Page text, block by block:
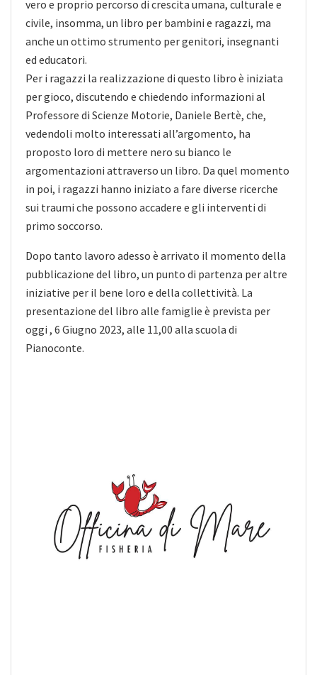
vero e proprio percorso di crescita umana, culturale e
civile, insomma, un libro per bambini e ragazzi, ma
anche un ottimo strumento per genitori, insegnanti
ed educatori.
Per i ragazzi la realizzazione di questo libro è iniziata
per gioco, discutendo e chiedendo informazioni al
Professore di Scienze Motorie, Daniele Bertè, che,
vedendoli molto interessati all’argomento, ha
proposto loro di mettere nero su bianco le
argomentazioni attraverso un libro. Da quel momento
in poi, i ragazzi hanno iniziato a fare diverse ricerche
sui traumi che possono accadere e gli interventi di
primo soccorso.
Dopo tanto lavoro adesso è arrivato il momento della
pubblicazione del libro, un punto di partenza per altre
iniziative per il bene loro e della collettività. La
presentazione del libro alle famiglie è prevista per
oggi , 6 Giugno 2023, alle 11,00 alla scuola di
Pianoconte.